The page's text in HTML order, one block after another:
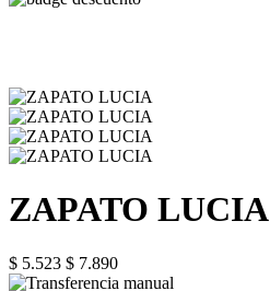
ZAPATO LUCIA
$ 5.523 $ 7.890